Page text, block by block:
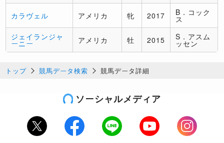
カラヴェル アメリカ 牝 2017 B．コック
ス
ジェイランジャ
ーニー アメリカ 牡 2015 S．アスム
ッセン
トップ 競馬データ検索 競馬データ詳細
ソーシャルメディア
Twitter Facebook LINE Youtube Instagram